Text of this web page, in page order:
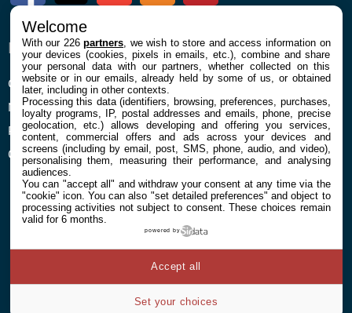
ENTREPRISE
Confidentialité et Cookies
Mentions légales et CGU
Préférences Cookies
Qui sommes nous
À PROPOS
Contact
Welcome
With our 226partners , we wish to store and access information on
your devices (cookies, pixels in emails, etc.), combine and share
your personal data with our partners, whether collected on this
website or in our emails, already held by some of us, or obtained
later, including in other contexts.
Processing this data (identifiers, browsing, preferences, purchases,
loyalty programs, IP, postal addresses and emails, phone, precise
geolocation, etc.) allows developing and offering you services,
content, commercial offers and ads across your devices and
screens (including by email, post, SMS, phone, audio, and video),
personalising them, measuring their performance, and analysing
audiences.
You can "accept all" and withdraw your consent at any time via the
"cookie" icon. You can also "set detailed preferences" and object to
processing activities not subject to consent. These choices remain
valid for 6 months.
powered by
Set your choices
Accept all